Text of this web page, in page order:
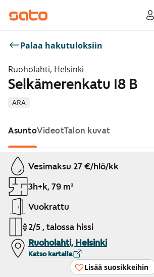
Palaa hakutuloksiin
Ruoholahti, Helsinki
ARA
Selkämerenkatu 18 B
AsuntoVideotTalon kuvat
Näytetään dia 1 / 1
Vesimaksu 27 €/hlö/kk
3h+k, 79 m²
Vuokrattu
2/5 , talossa hissi
Ruoholahti, Helsinki
Katso kartalla
Lisää suosikkeihin